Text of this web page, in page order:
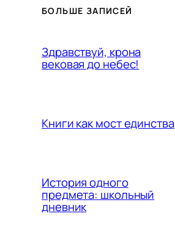
БОЛЬШЕ ЗАПИСЕЙ
Здравствуй, крона
вековая до небес!
Книги как мост единства
История одного
предмета: школьный
дневник